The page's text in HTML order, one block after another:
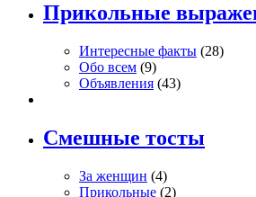
Прикольные
Интересные факты (28)
Обо всем (9)
Объявления (43)
Смешные тосты
За женщин (4)
Прикольные (2)